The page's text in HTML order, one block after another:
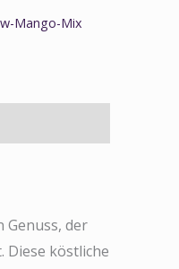
Mango-Mix
Genuss, der
Diese köstliche